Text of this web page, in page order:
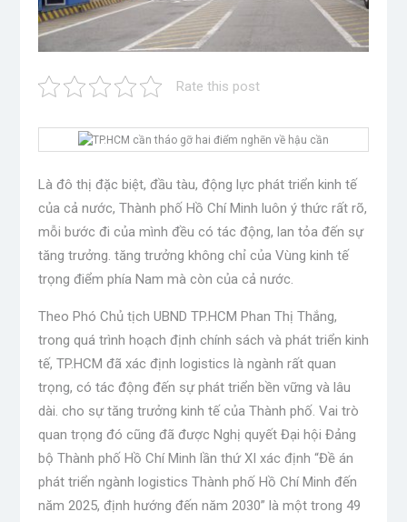
Rate this post
Là đô thị đặc biệt, đầu tàu, động lực phát triển kinh tế
của cả nước, Thành phố Hồ Chí Minh luôn ý thức rất rõ,
mỗi bước đi của mình đều có tác động, lan tỏa đến sự
tăng trưởng. tăng trưởng không chỉ của Vùng kinh tế
trọng điểm phía Nam mà còn của cả nước.
Theo Phó Chủ tịch UBND TP.HCM Phan Thị Thắng,
trong quá trình hoạch định chính sách và phát triển kinh
tế, TP.HCM đã xác định logistics là ngành rất quan
trọng, có tác động đến sự phát triển bền vững và lâu
dài. cho sự tăng trưởng kinh tế của Thành phố. Vai trò
quan trọng đó cũng đã được Nghị quyết Đại hội Đảng
bộ Thành phố Hồ Chí Minh lần thứ XI xác định “Đề án
phát triển ngành logistics Thành phố Hồ Chí Minh đến
năm 2025, định hướng đến năm 2030” là một trong 49